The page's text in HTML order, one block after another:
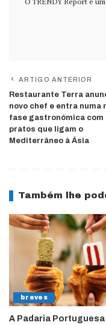
ARTIGO ANTERIOR
Restaurante Terra
novo chef e entra numa
fase gastronómica com
pratos que ligam o
Mediterrâneo à Ásia
Também lhe
breves
A Padaria Portuguesa